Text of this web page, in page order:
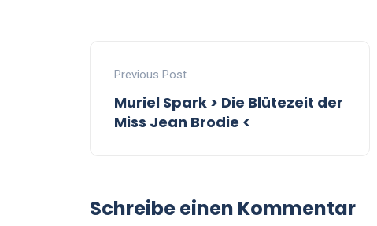
Previous Post
Muriel Spark > Die Blütezeit der
Miss Jean Brodie <
Schreibe einen Kommentar